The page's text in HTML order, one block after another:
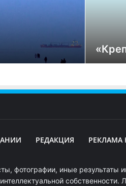
РЕДАКЦИЯ РЕКЛАМА
фотографии, иные результаты